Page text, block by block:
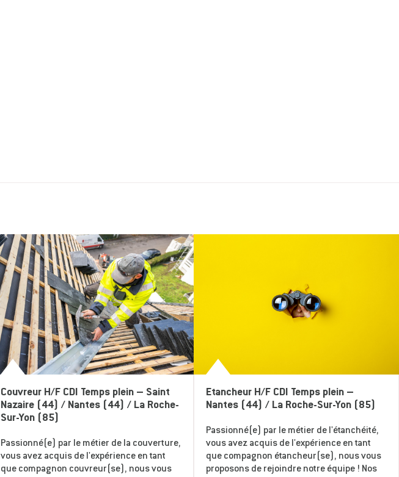
Couvreur H/F CDI Temps plein – Saint
Nazaire (44) / Nantes (44) / La Roche-
Sur-Yon (85)
Passionné(e) par le métier de la couverture,
vous avez acquis de l'expérience en tant
que compagnon couvreur(se), nous vous
Etancheur H/F CDI Temps plein –
Nantes (44) / La Roche-Sur-Yon (85)
Passionné(e) par le métier de l'étanchéité,
vous avez acquis de l'expérience en tant
que compagnon étancheur(se), nous vous
proposons de rejoindre notre équipe ! Nos